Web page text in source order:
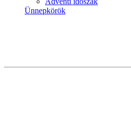
Ünnepkörök